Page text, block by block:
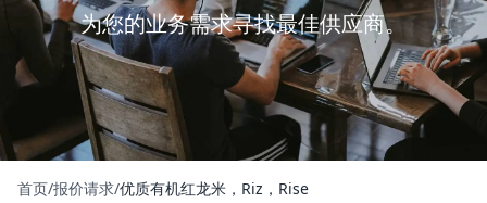
为您的业务需求寻找最佳供应商。
首页/报价请求/优质有机红龙米，Riz，Rise